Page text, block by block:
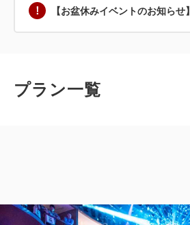
【お盆休みイベントのお知らせ】
プラン一覧